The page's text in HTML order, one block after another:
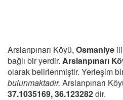
Arslanpınarı Köyü, Osmaniye
bağlı bir yerdir. Arslanpınarı
olarak belirlenmiştir. Yerleşim
bulunmaktadır. Arslanpınarı
37.1035169, 36.123282dir.